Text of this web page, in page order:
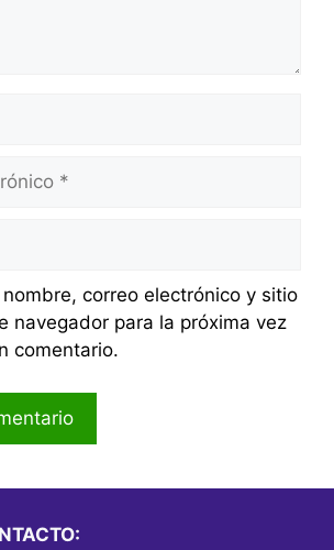
correo electrónico y sitio
navegador para la próxima vez
comentario.